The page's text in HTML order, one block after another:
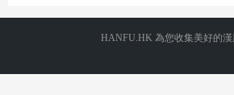
HANFU.HK 為您收集美好的漢